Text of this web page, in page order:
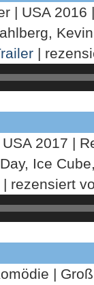
| USA 2016
|
2017 |
Ice
| rezensiert
|